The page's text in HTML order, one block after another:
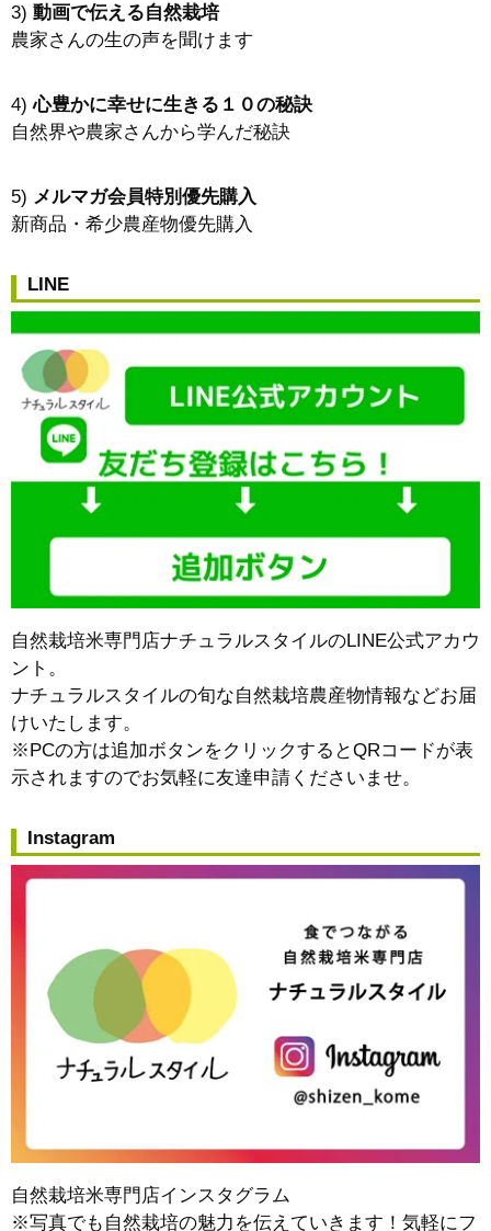
3) 動画で伝える自然栽培
農家さんの生の声を聞けます
4)心豊かに幸せに生きる１０の秘訣
自然界や農家さんから学んだ秘訣
5) メルマガ会員特別優先購入
新商品・希少農産物優先購入
LINE
自然栽培米専門店ナチュラルスタイルのLINE公式アカウ
ント。
ナチュラルスタイルの旬な自然栽培農産物情報などお届
けいたします。
※PCの方は追加ボタンをクリックするとQRコードが表
示されますのでお気軽に友達申請くださいませ。
Instagram
自然栽培米専門店インスタグラム
※写真でも自然栽培の魅力を伝えていきます！気軽にフ